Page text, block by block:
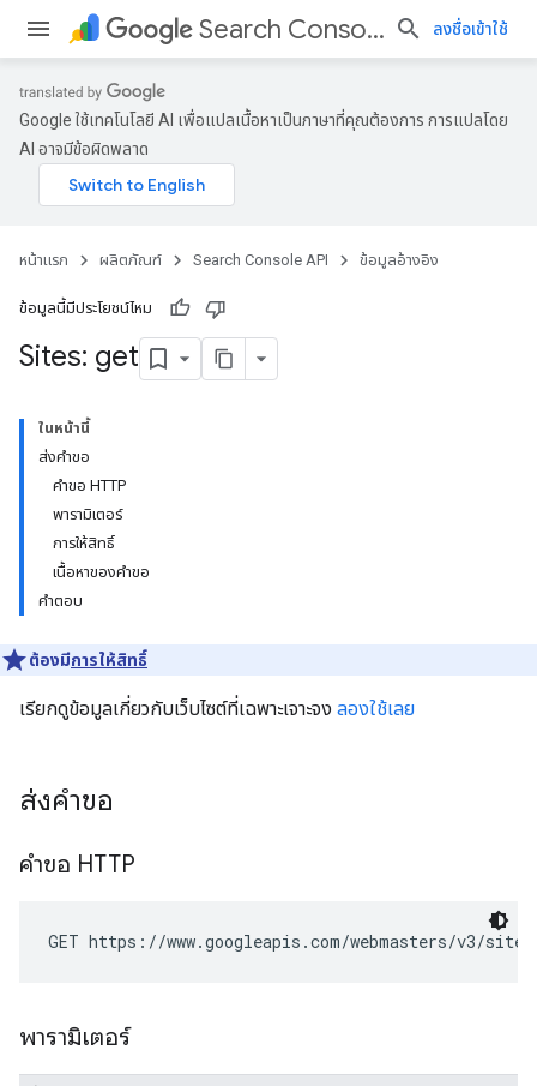
Search Console API ลงชื่อเข้าใช้
Google ใช้เทคโนโลยี AI เพื่อแปลเนื้อหาเป็นภาษาที่คุณต้องการ การแปลโดย
AI อาจมีข้อผิดพลาด
หน้าแรก ผลิตภัณฑ์ Search Console API ข้อมูลอ้างอิง
ข้อมูลนี้มีประโยชน์ไหม
Sites: get
ในหน้านี้
ส่งคำขอ
คำขอ HTTP
พารามิเตอร์
การให้สิทธิ์
เนื้อหาของคำขอ
คำตอบ
ต้องมีการให้สิทธิ์
เรียกดูข้อมูลเกี่ยวกับเว็บไซต์ที่เฉพาะเจาะจง ลองใช้เลย
ส่งคำขอ
คำขอ HTTP
GET https://www.googleapis.com/webmasters/v3/
พารามิเตอร์